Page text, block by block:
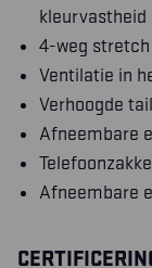
kleurvastheid
4-weg
Ventilatie in
Verhoogde
Afneembare
Afneembare